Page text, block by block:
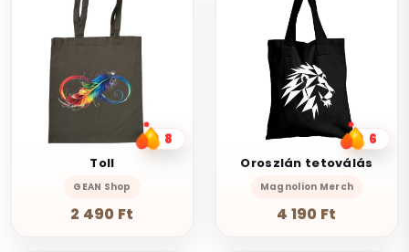
8
Toll
GEAN Shop
2 490 Ft
6
Oroszlán tetoválás
Magnolion Merch
4 190 Ft